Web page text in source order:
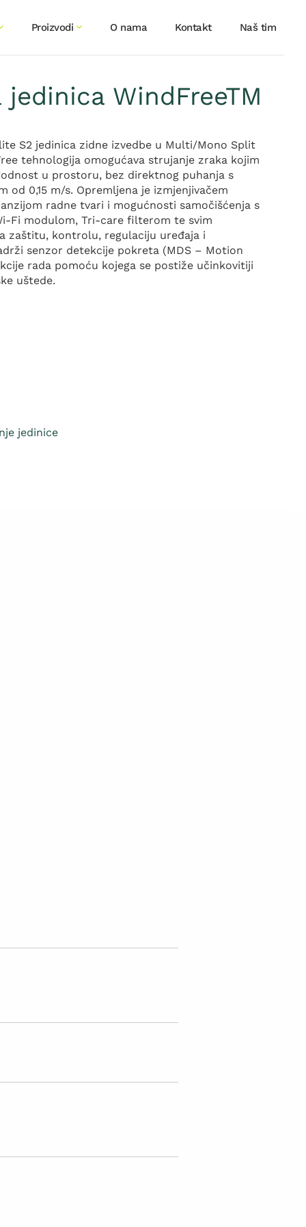
Proizvodi O nama Kontakt Naš tim
WindFreeTM
S2 jedinica zidne izvedbe u Multi/Mono Split
tehnologija omogućava strujanje zraka kojim
u prostoru, bez direktnog puhanja s
od 0,15 m/s. Opremljena je izmjenjivačem
radne tvari i mogućnosti samočišćenja s
Fi modulom, Tri-care filterom te svim
zaštitu, kontrolu, regulaciju uređaja i
senzor detekcije pokreta (MDS – Motion
rada pomoću kojega se postiže učinkovitiji
uštede.
jedinice